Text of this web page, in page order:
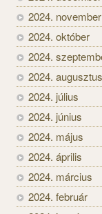
2024. november
2024. október
2024.
2024. augusztus
2024. július
2024. június
2024. május
2024. április
2024. március
2024. február